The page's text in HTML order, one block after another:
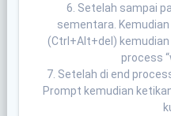
6. Setelah sampai
sementara.
(Ctrl+Alt+del)
process
7. Setelah di end
Prompt kemudian